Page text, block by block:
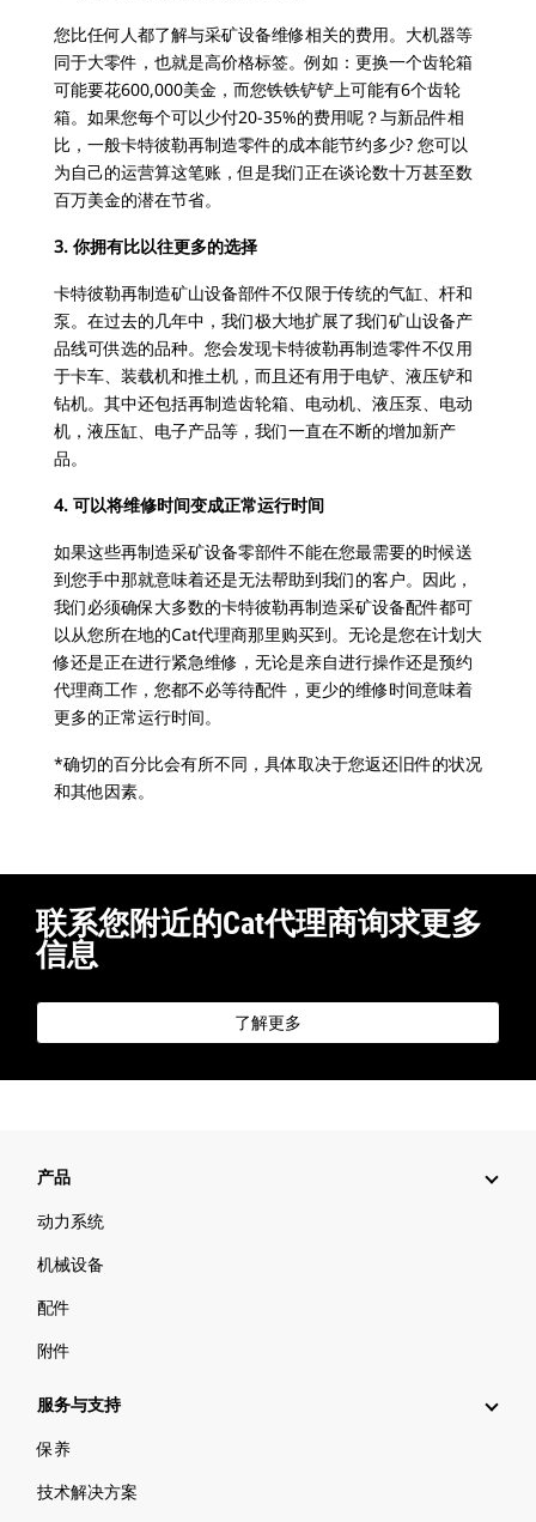
您比任何人都了解与采矿设备维修相关的费用。大机器等
同于大零件，也就是高价格标签。例如：更换一个齿轮箱
可能要花600,000美金，而您铁铁铲铲上可能有6个齿轮
箱。如果您每个可以少付20-35%的费用呢？与新品件相
比，一般卡特彼勒再制造零件的成本能节约多少? 您可以
为自己的运营算这笔账，但是我们正在谈论数十万甚至数
百万美金的潜在节省。
3. 你拥有比以往更多的选择
卡特彼勒再制造矿山设备部件不仅限于传统的气缸、杆和
泵。在过去的几年中，我们极大地扩展了我们矿山设备产
品线可供选的品种。您会发现卡特彼勒再制造零件不仅用
于卡车、装载机和推土机，而且还有用于电铲、液压铲和
钻机。其中还包括再制造齿轮箱、电动机、液压泵、电动
机，液压缸、电子产品等，我们一直在不断的增加新产
品。
4. 可以将维修时间变成正常运行时间
如果这些再制造采矿设备零部件不能在您最需要的时候送
到您手中那就意味着还是无法帮助到我们的客户。因此，
我们必须确保大多数的卡特彼勒再制造采矿设备配件都可
以从您所在地的Cat代理商那里购买到。无论是您在计划大
修还是正在进行紧急维修，无论是亲自进行操作还是预约
代理商工作，您都不必等待配件，更少的维修时间意味着
更多的正常运行时间。
*确切的百分比会有所不同，具体取决于您返还旧件的状况
和其他因素。
联系您附近的Cat代理商询求更多
信息
了解更多
产品
动力系统
机械设备
配件
附件
服务与支持
保养
技术解决方案